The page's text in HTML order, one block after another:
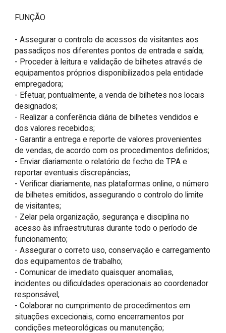
FUNÇÃO
- Assegurar o controlo de acessos de visitantes aos
passadiços nos diferentes pontos de entrada e saída;
- Proceder à leitura e validação de bilhetes através de
equipamentos próprios disponibilizados pela entidade
empregadora;
- Efetuar, pontualmente, a venda de bilhetes nos locais
designados;
- Realizar a conferência diária de bilhetes vendidos e
dos valores recebidos;
- Garantir a entrega e reporte de valores provenientes
de vendas, de acordo com os procedimentos definidos;
- Enviar diariamente o relatório de fecho de TPA e
reportar eventuais discrepâncias;
- Verificar diariamente, nas plataformas online, o número
de bilhetes emitidos, assegurando o controlo do limite
de visitantes;
- Zelar pela organização, segurança e disciplina no
acesso às infraestruturas durante todo o período de
funcionamento;
- Assegurar o correto uso, conservação e carregamento
dos equipamentos de trabalho;
- Comunicar de imediato quaisquer anomalias,
incidentes ou dificuldades operacionais ao coordenador
responsável;
- Colaborar no cumprimento de procedimentos em
situações excecionais, como encerramentos por
condições meteorológicas ou manutenção;